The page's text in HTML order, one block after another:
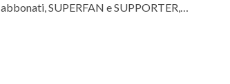
abbonati, SUPERFAN e SUPPORTER,…